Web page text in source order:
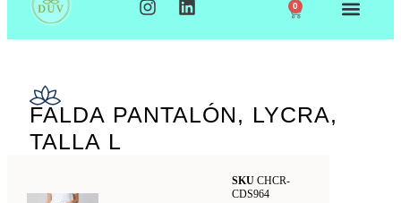
0
FALDA PANTALÓN, LYCRA,
TALLA L
SKUCHCR-
CDS964